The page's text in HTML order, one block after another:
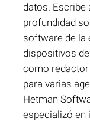
datos. Escribe
profundidad
software de la
dispositivos
como
para varias
Hetman
especializó en